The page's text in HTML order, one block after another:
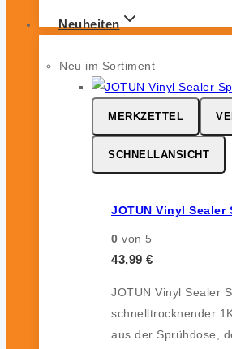
Neuheiten
Neu im Sortiment
MERKZETTEL
SCHNELLANSICHT
JOTUN Vinyl Sealer
0 von 5
43,99 €
JOTUN Vinyl Sealer
schnelltrocknender
aus der Sprühdose,